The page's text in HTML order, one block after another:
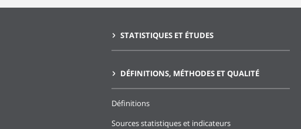
STATISTIQUES ET ÉTUDES
DÉFINITIONS, MÉTHODES ET QUALITÉ
Définitions
Sources statistiques et indicateurs